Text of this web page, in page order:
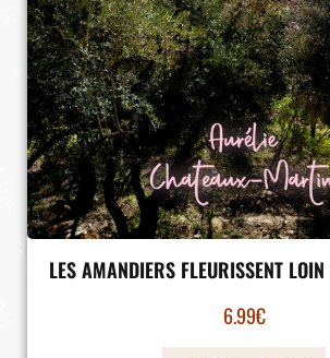
LES AMANDIERS FLEURISSENT
6.99€